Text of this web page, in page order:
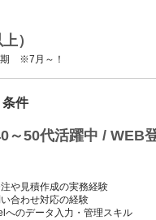
）
期 ※7月～！
条件
～50代活躍中 / WEB
や見積作成の実務経験
合わせ対応の経験
へのデータ入力・管理スキル